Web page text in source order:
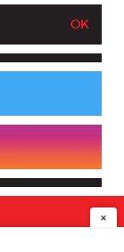
×